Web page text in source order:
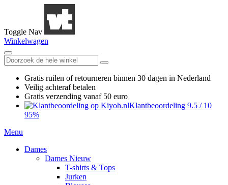
Toggle Nav
Winkelwagen
Gratis ruilen of retourneren binnen 30 dagen in Nederland
Veilig achteraf betalen
Gratis verzending vanaf 50 euro
Klantbeoordeling 9.5 / 10
95%
Menu
Dames
Dames Nieuw
T-shirts & Tops
Jurken